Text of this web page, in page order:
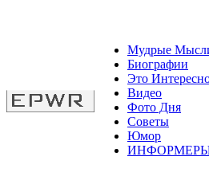
Мудрые
Биографии
Это
Видео
Фото Дня
Советы
Юмор